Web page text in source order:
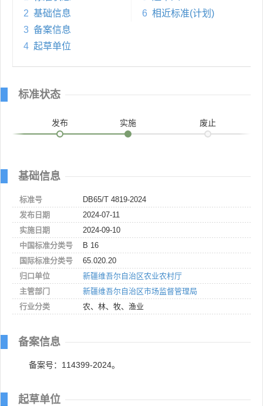
2 基础信息
3 备案信息
4 起草单位
6 相近标准(计划)
标准状态
发布 实施 废止
基础信息
标准号
DB65/T 4819-2024
发布日期
2024-07-11
实施日期
2024-09-10
中国标准分类号
B 16
国际标准分类号
65.020.20
归口单位
新疆维吾尔自治区农业农村厅
主管部门
新疆维吾尔自治区市场监督管理局
行业分类
农、林、牧、渔业
备案信息
备案号：114399-2024。
起草单位